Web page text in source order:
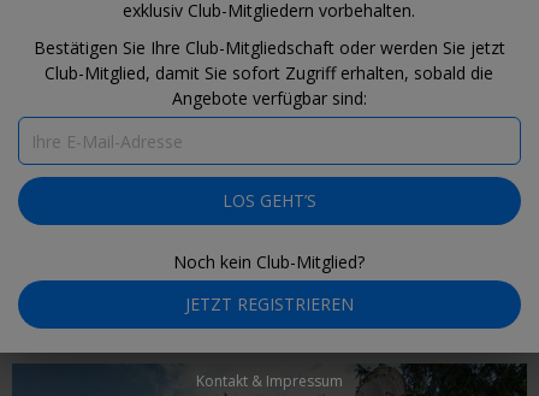
Mitglieder-Special
für unsere Club-
Mitglieder
Das Mitglieder-Special ist da! 2 Tage lang haben unsere Club-
Mitglieder Zugang zu sorgfältig geprüften und verhandelten Club-
filtern
exklusiv Club-Mitgliedern vorbehalten.
Bestätigen Sie Ihre Club-Mitgliedschaft oder werden Sie jetzt
Club-Mitglied, damit Sie sofort Zugriff erhalten, sobald die
Angebote verfügbar sind:
LOS GEHT’S
Noch kein Club-Mitglied?
JETZT REGISTRIEREN
Kontakt & Impressum